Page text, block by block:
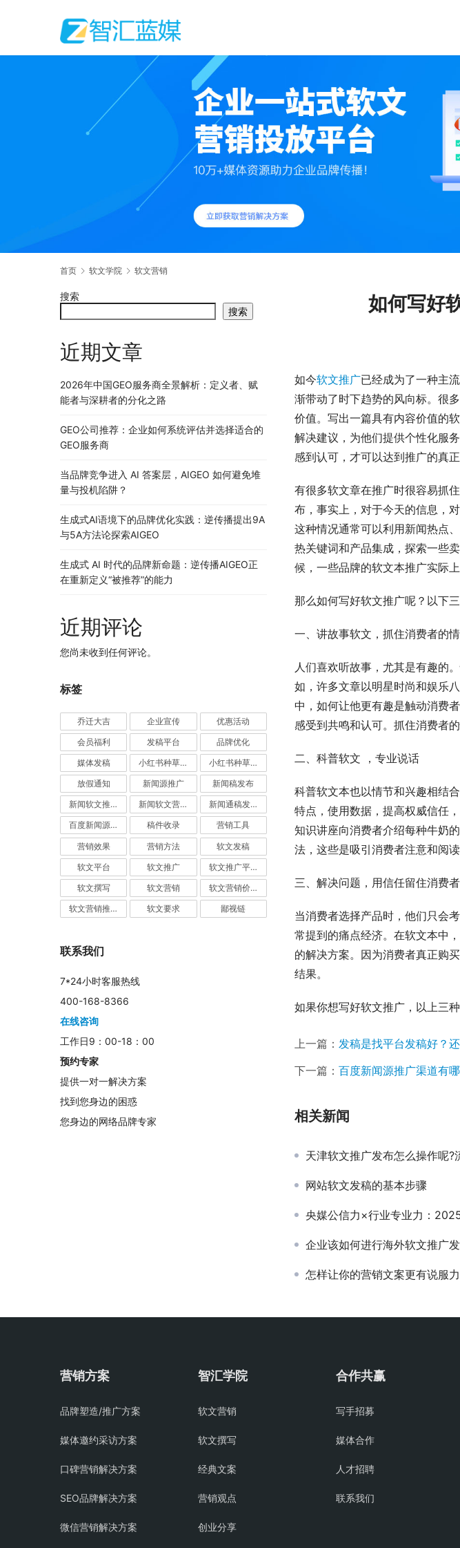
首页 软文学院 软文营销
如何写好
如今软文推广已经成为了一种主
渐带动了时下趋势的风向标。很
价值。写出一篇具有内容价值的
解决建议，为他们提供个性化服
感到认可，才可以达到推广的真正
有很多软文章在推广时很容易抓
布，事实上，对于今天的信息，
这种情况通常可以利用新闻热点
热关键词和产品集成，探索一些
候，一些品牌的软文本推广实际
那么如何写好软文推广呢？以下
一、讲故事软文，抓住消费者的
人们喜欢听故事，尤其是有趣的
如，许多文章以明星时尚和娱乐
中，如何让他更有趣是触动消费
感受到共鸣和认可。抓住消费者
二、科普软文 ，专业说话
科普软文本也以情节和兴趣相结
特点，使用数据，提高权威信任
知识讲座向消费者介绍每种牛奶
法，这些是吸引消费者注意和阅
三、解决问题，用信任留住消费者
当消费者选择产品时，他们只会
常提到的痛点经济。在软文本中
的解决方案。因为消费者真正购
结果。
如果你想写好软文推广，以上三
上一篇： 发稿是找平台发稿好？
下一篇： 百度新闻源推广渠道有
相关新闻
天津软文推广发布怎么操作呢?
网站软文发稿的基本步骤
央媒公信力×行业专业力：2025媒体发稿三维
企业该如何进行海外软文推广
怎样让你的营销文案更有说服
搜索
搜索
近期文章
2026年中国GEO服务商全景解析：定义者、赋
能者与深耕者的分化之路
GEO公司推荐：企业如何系统评估并选择适合的
GEO服务商
当品牌竞争进入 AI 答案层，AIGEO 如何避免堆
量与投机陷阱？
生成式AI语境下的品牌优化实践：逆传播提出9A
与5A方法论探索AIGEO
生成式 AI 时代的品牌新命题：逆传播AIGEO正
在重新定义“被推荐”的能力
近期评论
您尚未收到任何评论。
标签
乔迁大吉 企业宣传 优惠活动
会员福利 发稿平台 品牌优化
媒体发稿 小红书种草推广 小红书种草营销
放假通知 新闻源推广 新闻稿发布
新闻软文推广发稿 新闻软文营销推广 新闻通稿发布推广
百度新闻源发布 稿件收录 营销工具
营销效果 营销方法 软文发稿
软文平台 软文推广 软文推广平台
软文撰写 软文营销 软文营销价值
软文营销推广 软文要求 鄙视链
联系我们
7*24小时客服热线
400-168-8366
在线咨询
工作日9：00-18：00
预约专家
提供一对一解决方案
找到您身边的困惑
您身边的网络品牌专家
营销方案
品牌塑造/推广方案
媒体邀约采访方案
口碑营销解决方案
SEO品牌解决方案
微信营销解决方案
智汇学院
软文营销
软文撰写
经典文案
营销观点
创业分享
合作共赢
写手招募
媒体合作
人才招聘
联系我们